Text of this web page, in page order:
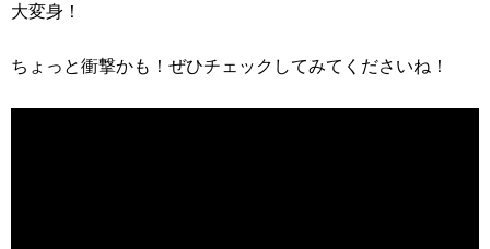
大変身！
ちょっと衝撃かも！ぜひチェックしてみてくださいね！